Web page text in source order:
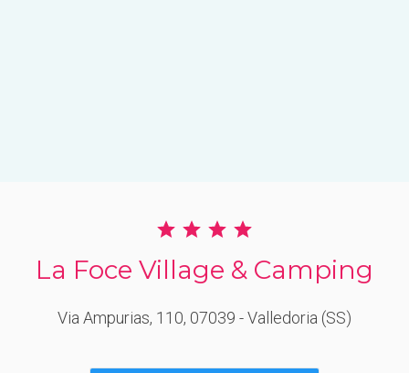
La Foce Village & Camping
Via Ampurias, 110, 07039 - Valledoria (SS)